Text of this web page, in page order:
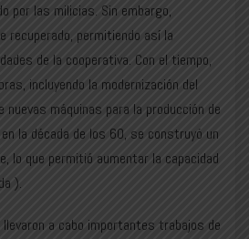
por las milicias. Sin embargo,
permitiendo así la
de la cooperativa. Con el tiempo,
incluyendo la modernización del
nuevas máquinas para la producción de
la década de los 60, se construyó un
lo que permitió aumentar la capacidad
).
a cabo importantes trabajos de